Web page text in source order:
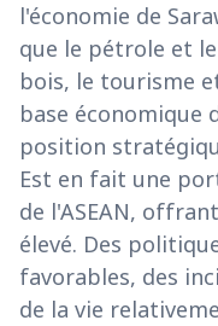
l'économie de
que le pétrole et
bois, le tourisme
base économique
position
Est en fait une
de l'ASEAN,
élevé. Des
favorables, des
de la vie